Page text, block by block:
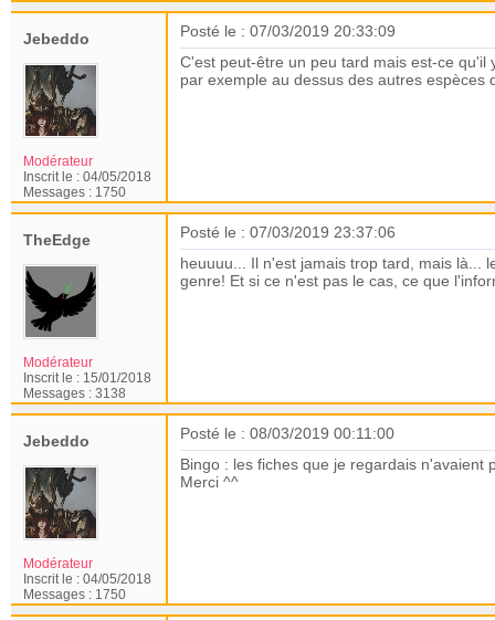
Jebeddo
Modérateur
Inscrit le : 04/05/2018
Messages : 1750
Posté le : 07/03/2019 20:33:09
C'est peut-être un peu tard mais est-ce
par exemple au dessus des autres espèces
TheEdge
Modérateur
Inscrit le : 15/01/2018
Messages : 3138
Posté le : 07/03/2019 23:37:06
heuuuu... Il n'est jamais trop tard, mais là...
genre! Et si ce n'est pas le cas, ce que
Jebeddo
Modérateur
Inscrit le : 04/05/2018
Messages : 1750
Posté le : 08/03/2019 00:11:00
Bingo : les fiches que je regardais n'avaient
Merci ^^